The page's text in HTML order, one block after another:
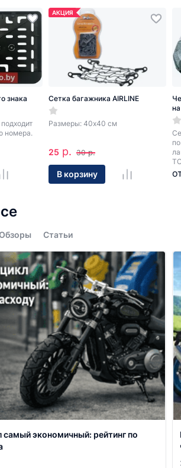
знака
номера.
АКЦИЯ
Сетка багажника AIRLINE
Размеры: 40х40 см
25 р. 30 р.
В корзину
Статьи
экономичный: рейтинг по